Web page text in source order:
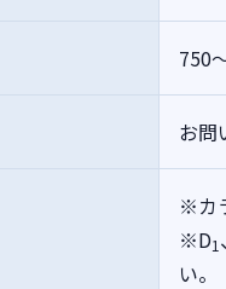
750
お問
※カ
※D1
い。